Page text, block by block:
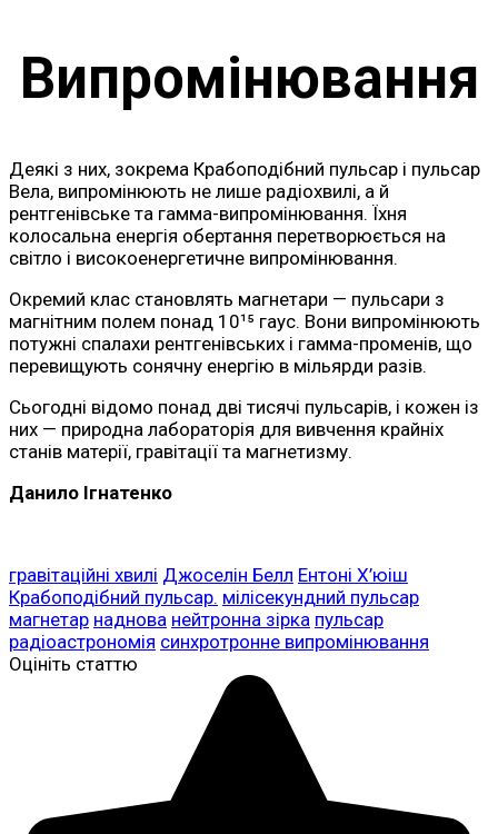
Випромінювання
Деякі з них, зокрема Крабоподібний пульсар і пульсар
Вела, випромінюють не лише радіохвилі, а й
рентгенівське та гамма-випромінювання. Їхня
колосальна енергія обертання перетворюється на
світло і високоенергетичне випромінювання.
Окремий клас становлять магнетари — пульсари з
магнітним полем понад 10¹⁵ гаус. Вони випромінюють
потужні спалахи рентгенівських і гамма-променів, що
перевищують сонячну енергію в мільярди разів.
Сьогодні відомо понад дві тисячі пульсарів, і кожен із
них — природна лабораторія для вивчення крайніх
станів матерії, гравітації та магнетизму.
Данило Ігнатенко
гравітаційні хвилі Джоселін Белл Ентоні Х’юіш
Крабоподібний пульсар. мілісекундний пульсар
магнетар наднова нейтронна зірка пульсар
радіоастрономія синхротронне випромінювання
Оцініть статтю